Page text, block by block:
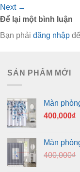
Next →
Để lại một bình luận
Bạn phải đăng nhập
SẢN PHẨM MỚI
Màn
400,000₫
Màn
400,000₫